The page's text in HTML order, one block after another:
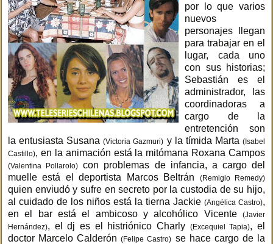
por lo que varios
nuevos
personajes llegan
para trabajar en el
lugar, cada uno
con sus historias;
Sebastián es el
administrador, las
coordinadoras a
cargo de la
entretención son
la entusiasta Susana(Victoria Gazmuri) y la tímida Marta(Isabel
Castillo), en la animación está la mitómana Roxana Campos
(Valentina Pollarolo) con problemas de infancia, a cargo del
muelle está el deportista Marcos Beltrán
(Remigio Remedy)
quien enviudó y sufre en secreto por la custodia de su hijo,
al cuidado de los niños está la tierna Jackie (Angélica Castro),
en el bar está el ambicoso y alcohólico Vicente
(Javier
Hernández), el dj es el histriónico Charly (Excequiel Tapia), el
doctor Marcelo Calderón(Felipe Castro) se hace cargo de la